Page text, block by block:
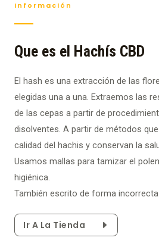
Información
Que es el Hachís CBD
El hash es una extracción de las
elegidas una a una. Extraemos las
de las cepas a partir de
disolventes. A partir de métodos
calidad del hachis y conservan la
Usamos mallas para tamizar el
higiénica.
También escrito de forma
Ir A La Tienda